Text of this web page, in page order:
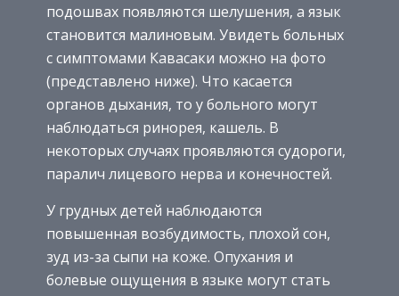
подошвах появляются шелушения, а язык
становится малиновым. Увидеть больных
с симптомами Кавасаки можно на фото
(представлено ниже). Что касается
органов дыхания, то у больного могут
наблюдаться ринорея, кашель. В
некоторых случаях проявляются судороги,
паралич лицевого нерва и конечностей.
У грудных детей наблюдаются
повышенная возбудимость, плохой сон,
зуд из-за сыпи на коже. Опухания и
болевые ощущения в языке могут стать